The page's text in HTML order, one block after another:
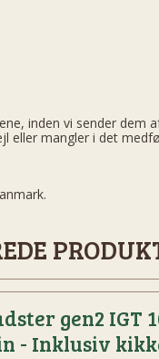
inden vi sender dem
mangler i det
gen2 IGT
- Inklusiv